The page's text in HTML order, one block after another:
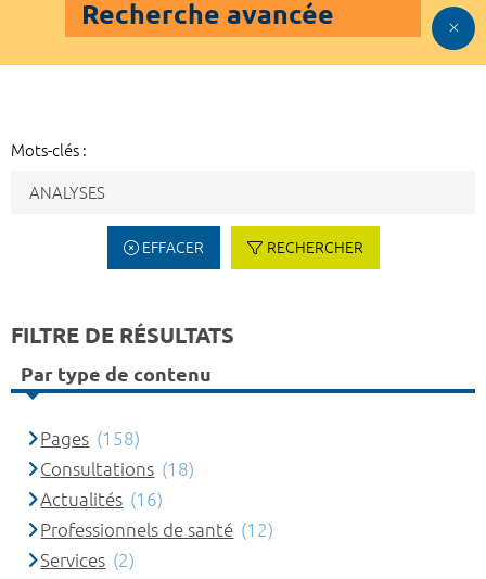
Recherche avancée
Mots-clés :
EFFACER RECHERCHER
FILTRE DE RÉSULTATS
Par type de contenu
Pages (158)
Consultations (18)
Actualités (16)
Professionnels de santé (12)
Services (2)